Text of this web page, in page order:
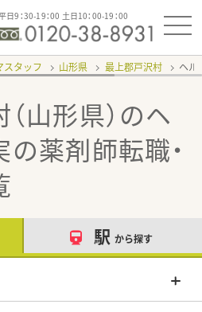
日9：30-19：00 土日10：00-19：00
スタッフ 山形県 最上郡戸沢村 ヘル
山形県）のヘ
の薬剤師転職・
駅 から探す